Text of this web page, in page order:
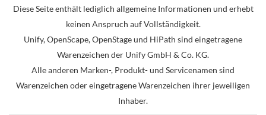
Diese Seite enthält lediglich allgemeine Informationen und erhebt
keinen Anspruch auf Vollständigkeit.
Unify, OpenScape, OpenStage und HiPath sind eingetragene
Warenzeichen der Unify GmbH & Co. KG.
Alle anderen Marken-, Produkt- und Servicenamen sind
Warenzeichen oder eingetragene Warenzeichen ihrer jeweiligen
Inhaber.